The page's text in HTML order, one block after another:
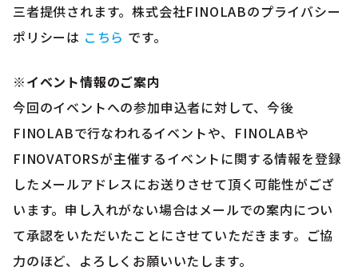
三者提供されます。株式会社FINOLABのプライバシー
ポリシーは こちら です。
※イベント情報のご案内
今回のイベントへの参加申込者に対して、今後
FINOLABで行なわれるイベントや、FINOLABや
FINOVATORSが主催するイベントに関する情報を登録
したメールアドレスにお送りさせて頂く可能性がござ
います。申し入れがない場合はメールでの案内につい
て承認をいただいたことにさせていただきます。ご協
力のほど、よろしくお願いいたします。